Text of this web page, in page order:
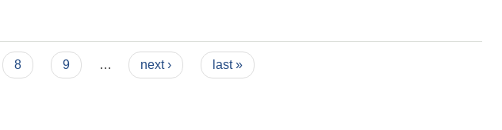
8 9 … next › last »